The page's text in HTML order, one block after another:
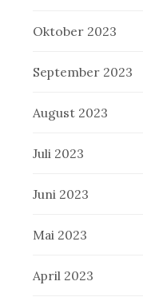
Oktober 2023
September 2023
August 2023
Juli 2023
Juni 2023
Mai 2023
April 2023